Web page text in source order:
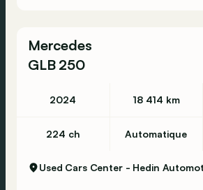
Mercedes
GLB 250
2024 18 414 km
224 ch Automatique